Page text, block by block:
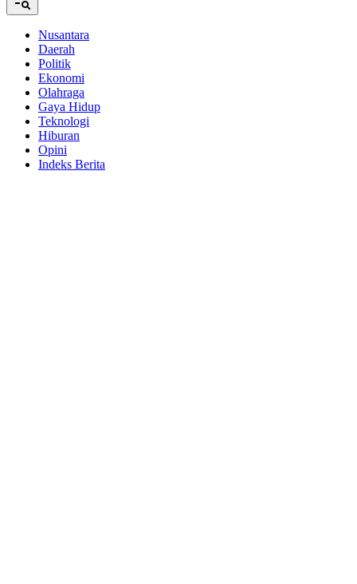
Nusantara
Daerah
Politik
Ekonomi
Olahraga
Gaya Hidup
Teknologi
Hiburan
Opini
Indeks Berita